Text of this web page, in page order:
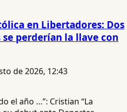
en Libertadores: Dos
perderían la llave con
de 2026, 12:43